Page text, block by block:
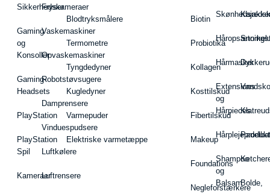
Sikkerhedskameraer
Gaming
og
Konsoller
Gaming-
Headsets
PlayStation
PlayStation
Spil
Kameraer
Fryser
Vaskemaskiner
Opvaskemaskiner
Robotstøvsugere
Damprensere
Vinduespudsere
Luftkølere
Luftrensere
Blodtryksmålere
Termometre
Tyngdedyner
Kugledyner
Varmepuder
Elektriske varmetæppe
Biotin
Probiotika
Kollagen
Kosttilskud
Fibertilskud
Makeup
Foundations
Negleforstærkere
Hårmasker
Extensions
og
Hårpieces
Shampoo
og
Balsam
Vandsko
Bolde,